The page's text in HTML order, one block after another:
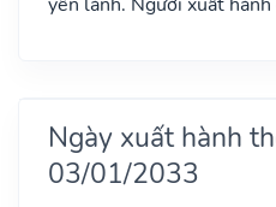
Ngày xuất hành
03/01/2033